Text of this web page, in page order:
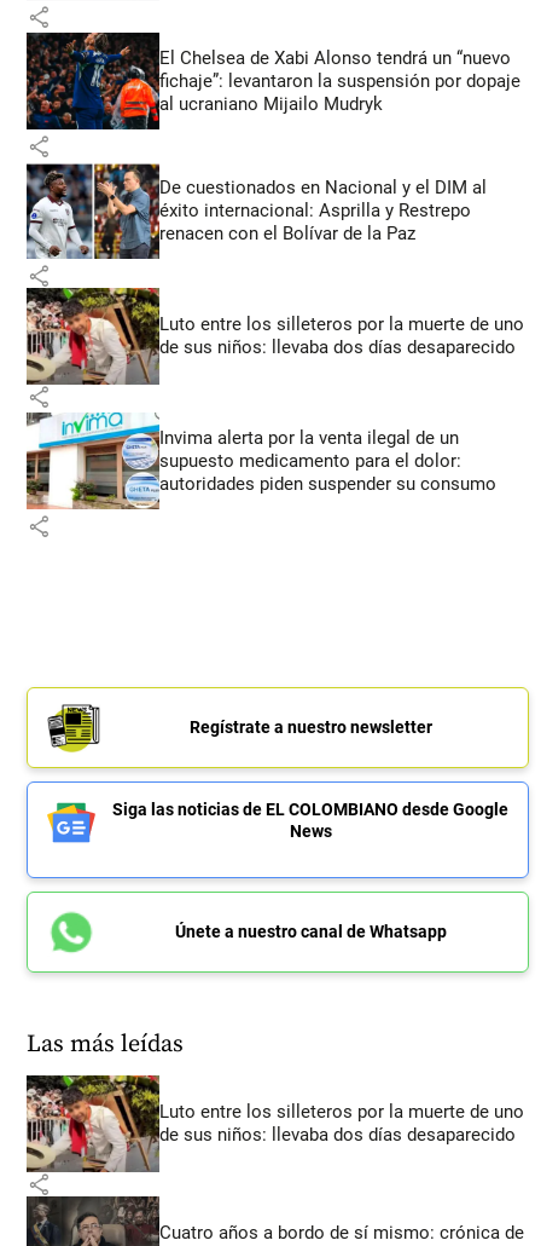
share
El Chelsea de Xabi Alonso tendrá un “nuevo
fichaje”: levantaron la suspensión por dopaje
al ucraniano Mijailo Mudryk
share
De cuestionados en Nacional y el DIM al
éxito internacional: Asprilla y Restrepo
renacen con el Bolívar de la Paz
share
Luto entre los silleteros por la muerte de uno
de sus niños: llevaba dos días desaparecido
share
Invima alerta por la venta ilegal de un
supuesto medicamento para el dolor:
autoridades piden suspender su consumo
share
Regístrate a nuestro newsletter
Siga las noticias de EL COLOMBIANO desde Google
News
Únete a nuestro canal de Whatsapp
Las más leídas
Luto entre los silleteros por la muerte de uno
de sus niños: llevaba dos días desaparecido
share
Cuatro años a bordo de sí mismo: crónica de